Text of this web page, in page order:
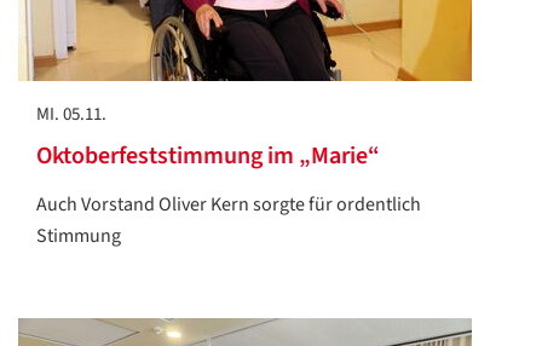
MI. 05.11.
Oktoberfeststimmung im „Marie“
Auch Vorstand Oliver Kern sorgte für ordentlich
Stimmung